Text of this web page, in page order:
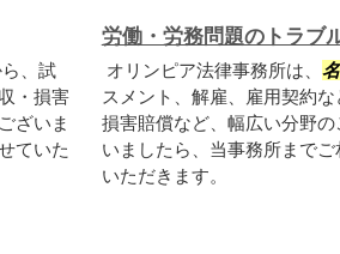
、試
・損害
ざいま
ていた
労働・労務問題のトラブ
オリンピア法律事務所は、
スメント、解雇、雇用契約
損害賠償など、幅広い分野
いましたら、当事務所まで
いただきます。